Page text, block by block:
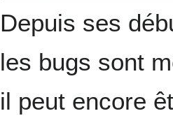
Depuis ses
les bugs sont
il peut encore